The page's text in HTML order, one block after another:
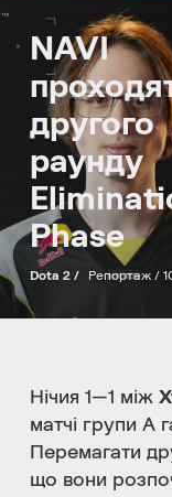
NAVI
другого
раунду
Phase
Dota 2 / Репортаж /
Нічия 1—1 між
матчі групи A
Перемагати
що вони